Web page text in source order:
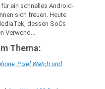
ein schnelles Android-
sich freuen. Heute
dessen SoCs
Verwend...
Thema:
Pixel Watch und